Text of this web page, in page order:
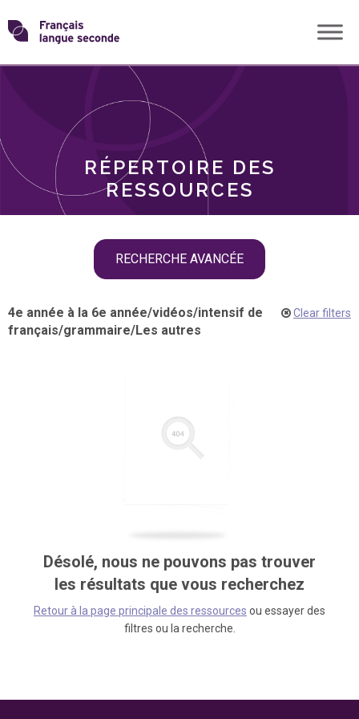
Skip
toTransformons
langue
RÉPERTOIRE DES
RESSOURCES
RECHERCHE AVANCÉE
THÈMES
4e année à la 6e année/vidéos/intensif de
français/grammaire/Les autres
Clear filters
Désolé, nous ne pouvons pas trouver
les résultats que vous recherchez
Retour à la page principale des ressources ou essayer des
filtres ou la recherche.